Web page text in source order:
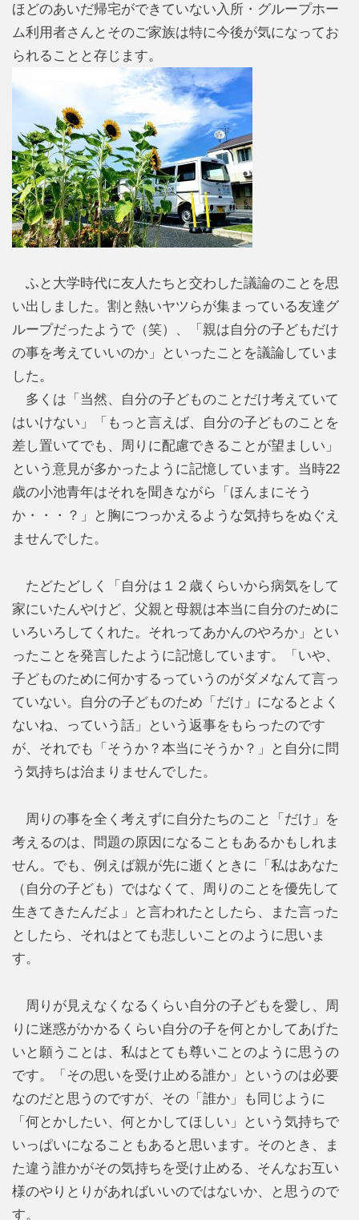
ほどのあいだ帰宅ができていない入所・グループホー
ム利用者さんとそのご家族は特に今後が気になってお
られることと存じます。
ふと大学時代に友人たちと交わした議論のことを思
い出しました。割と熱いヤツらが集まっている友達グ
ループだったようで（笑）、「親は自分の子どもだけ
の事を考えていいのか」といったことを議論していま
した。
多くは「当然、自分の子どものことだけ考えていて
はいけない」「もっと言えば、自分の子どものことを
差し置いてでも、周りに配慮できることが望ましい」
という意見が多かったように記憶しています。当時22
歳の小池青年はそれを聞きながら「ほんまにそう
か・・・？」と胸につっかえるような気持ちをぬぐえ
ませんでした。
たどたどしく「自分は１２歳くらいから病気をして
家にいたんやけど、父親と母親は本当に自分のために
いろいろしてくれた。それってあかんのやろか」とい
ったことを発言したように記憶しています。「いや、
子どものために何かするっていうのがダメなんて言っ
ていない。自分の子どものため「だけ」になるとよく
ないね、っていう話」という返事をもらったのです
が、それでも「そうか？本当にそうか？」と自分に問
う気持ちは治まりませんでした。
周りの事を全く考えずに自分たちのこと「だけ」を
考えるのは、問題の原因になることもあるかもしれま
せん。でも、例えば親が先に逝くときに「私はあなた
（自分の子ども）ではなくて、周りのことを優先して
生きてきたんだよ」と言われたとしたら、また言った
としたら、それはとても悲しいことのように思いま
す。
周りが見えなくなるくらい自分の子どもを愛し、周
りに迷惑がかかるくらい自分の子を何とかしてあげた
いと願うことは、私はとても尊いことのように思うの
です。「その思いを受け止める誰か」というのは必要
なのだと思うのですが、その「誰か」も同じように
「何とかしたい、何とかしてほしい」という気持ちで
いっぱいになることもあると思います。そのとき、ま
た違う誰かがその気持ちを受け止める、そんなお互い
様のやりとりがあればいいのではないか、と思うので
す。